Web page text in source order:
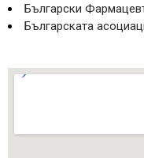
Български
Българската